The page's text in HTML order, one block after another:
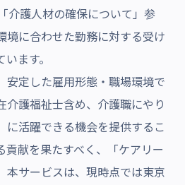
護人材の確保について」参
境に合わせた勤務に対する受け
ます。
安定した雇用形態・職場環境で
介護福祉士含め、介護職にやり
に活躍できる機会を提供するこ
貢献を果たすべく、「ケアリー
本サービスは、現時点では東京